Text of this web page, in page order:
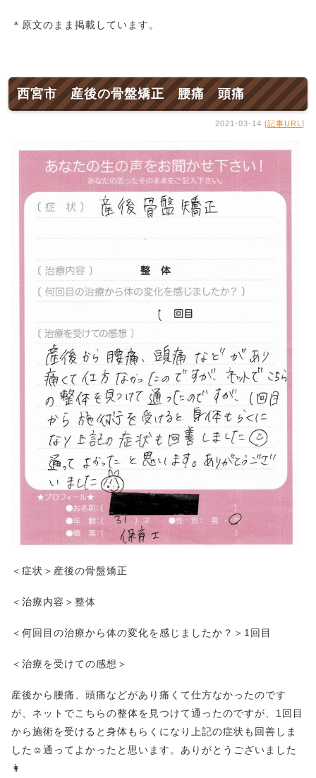
＊原文のまま掲載しています。
西宮市 産後の骨盤矯正 腰痛 頭痛
2021-03-14 [記事URL ]
＜症状＞産後の骨盤矯正
＜治療内容＞整体
＜何回目の治療から体の変化を感じましたか？＞1回目
＜治療を受けての感想＞
産後から腰痛、頭痛などがあり痛くて仕方なかったのです
が、ネットでこちらの整体を見つけて通ったのですが、1回目
から施術を受けると身体もらくになり上記の症状も回善しま
した☺通ってよかったと思います。ありがとうございました
👩